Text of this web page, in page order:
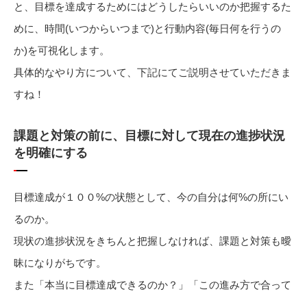
と、目標を達成するためにはどうしたらいいのか把握するた
めに、時間(いつからいつまで)と行動内容(毎日何を行うの
か)を可視化します。
具体的なやり方について、下記にてご説明させていただきま
すね！
課題と対策の前に、目標に対して現在の進捗状況
を明確にする
目標達成が１００%の状態として、今の自分は何%の所にい
るのか。
現状の進捗状況をきちんと把握しなければ、課題と対策も曖
昧になりがちです。
また「本当に目標達成できるのか？」「この進み方で合って